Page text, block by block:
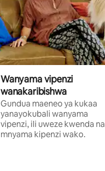
Wanyama vipenzi
wanakaribishwa
Gundua maeneo ya kukaa
yanayokubali wanyama
vipenzi, ili uweze kwenda na
mnyama kipenzi wako.